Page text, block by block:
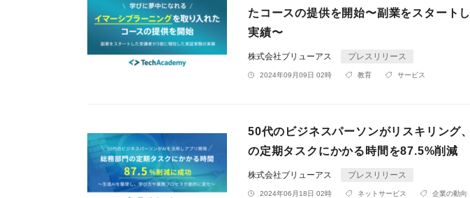
たコースの提供を開始〜副業をスタート
実績〜
株式会社ブリューアス プレスリリース
2024年09月09日 02時 教育 サービス
50代のビジネスパーソンがリスキリング
の定期タスクにかかる時間を87.5%削減
株式会社ブリューアス プレスリリース
2024年06月18日 02時 ネットサービス 企業の動向